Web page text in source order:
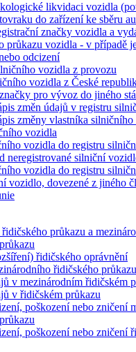
likvidaci vozidla
do zařízení ke sběru
značky vozidla a
průkazu vozidla - v případě
odcizení
vozidla z provozu
vozidla z České
pro vývoz do jiného
změn údajů v registru
změny vlastníka
vozidla
vozidla do registru
neregistrované silniční
vozidla do registru
vozidlo, dovezené z jiného
průkazu a
řidičského oprávnění
řidičského průkazu
v mezinárodním řidičském
v řidičském průkazu
poškození nebo zničení
poškození nebo zničení